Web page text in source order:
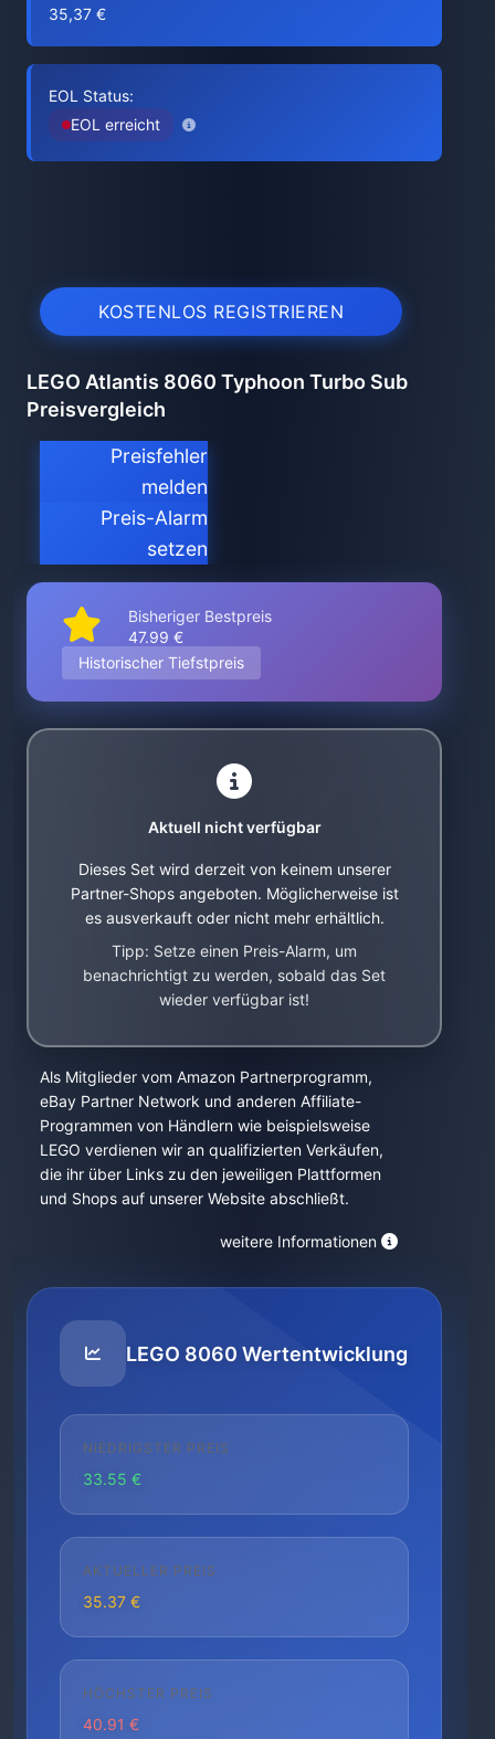
35,37 €
EOL Status:
EOL erreicht
KOSTENLOS REGISTRIEREN
LEGO Atlantis 8060 Typhoon Turbo Sub
Preisvergleich
Preisfehler
melden
Preis-Alarm
setzen
Bisheriger Bestpreis
47.99 €
Historischer Tiefstpreis
Aktuell nicht verfügbar
Dieses Set wird derzeit von keinem unserer
Partner-Shops angeboten. Möglicherweise ist
es ausverkauft oder nicht mehr erhältlich.
Tipp: Setze einen Preis-Alarm, um
benachrichtigt zu werden, sobald das Set
wieder verfügbar ist!
Als Mitglieder vom Amazon Partnerprogramm,
eBay Partner Network und anderen Affiliate-
Programmen von Händlern wie beispielsweise
LEGO verdienen wir an qualifizierten Verkäufen,
die ihr über Links zu den jeweiligen Plattformen
und Shops auf unserer Website abschließt.
weitere Informationen
LEGO 8060 Wertentwicklung
NIEDRIGSTER PREIS
33.55 €
AKTUELLER PREIS
35.37 €
HÖCHSTER PREIS
40.91 €